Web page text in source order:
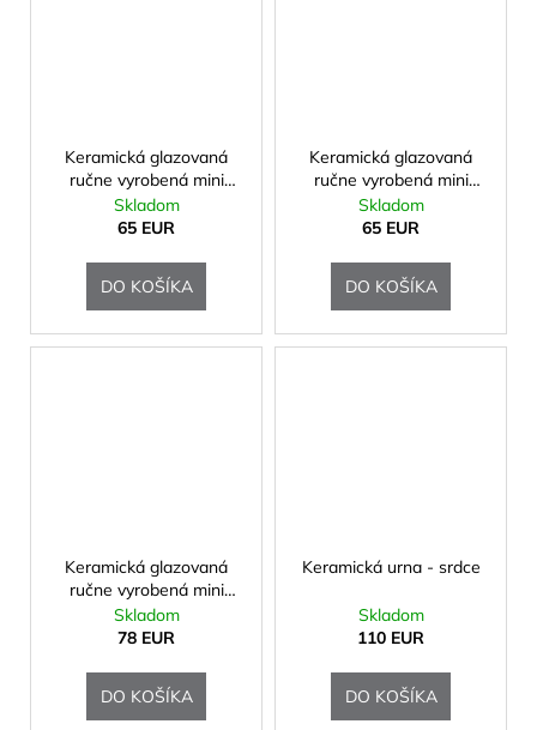
Keramická glazovaná
ručne vyrobená mini
urna
Skladom
65 EUR
DO KOŠÍKA
Keramická glazovaná
ručne vyrobená mini
urna
Skladom
65 EUR
DO KOŠÍKA
Keramická glazovaná
ručne vyrobená mini
urna
Skladom
78 EUR
DO KOŠÍKA
Keramická urna - srdce
Skladom
110 EUR
DO KOŠÍKA